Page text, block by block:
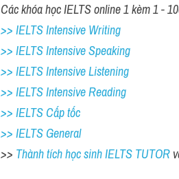
Các khóa học IELTS online 1 kèm 1 -
>> IELTS Intensive Writing
>> IELTS Intensive Speaking
>> IELTS Intensive Listening
>> IELTS Intensive Reading
>> IELTS Cấp tốc
>> IELTS General
>> Thành tích học sinh IELTS TUTOR